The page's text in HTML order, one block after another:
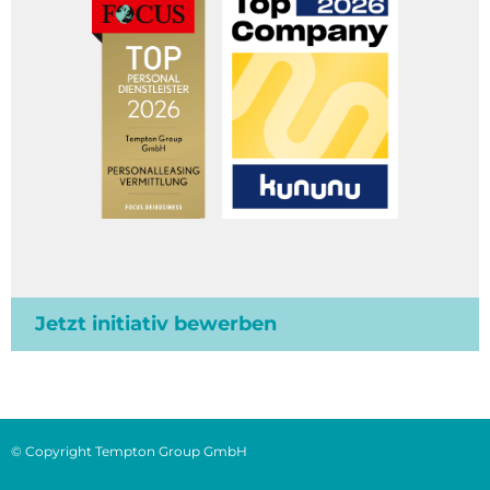
Jetzt initiativ bewerben
© Copyright Tempton Group GmbH